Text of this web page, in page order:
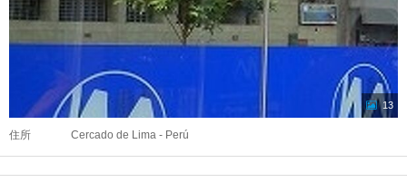
13
住所 Cercado de Lima - Perú